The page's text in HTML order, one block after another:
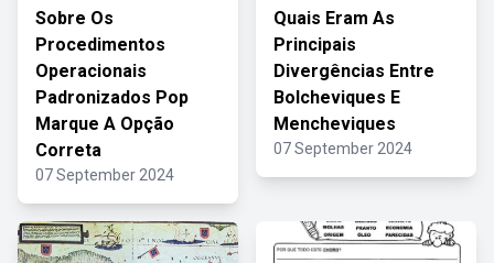
Sobre Os
Procedimentos
Operacionais
Padronizados Pop
Marque A Opção
Correta
07 September 2024
Quais Eram As
Principais
Divergências Entre
Bolcheviques E
Mencheviques
07 September 2024